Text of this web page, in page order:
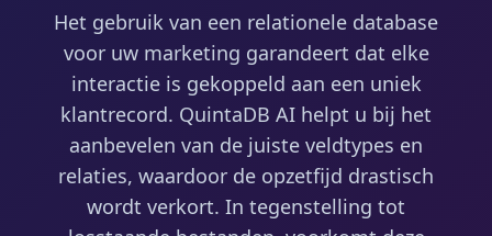
Het gebruik van een relationele database
voor uw marketing garandeert dat elke
interactie is gekoppeld aan een uniek
klantrecord. QuintaDB AI helpt u bij het
aanbevelen van de juiste veldtypes en
relaties, waardoor de opzetfijd drastisch
wordt verkort. In tegenstelling tot